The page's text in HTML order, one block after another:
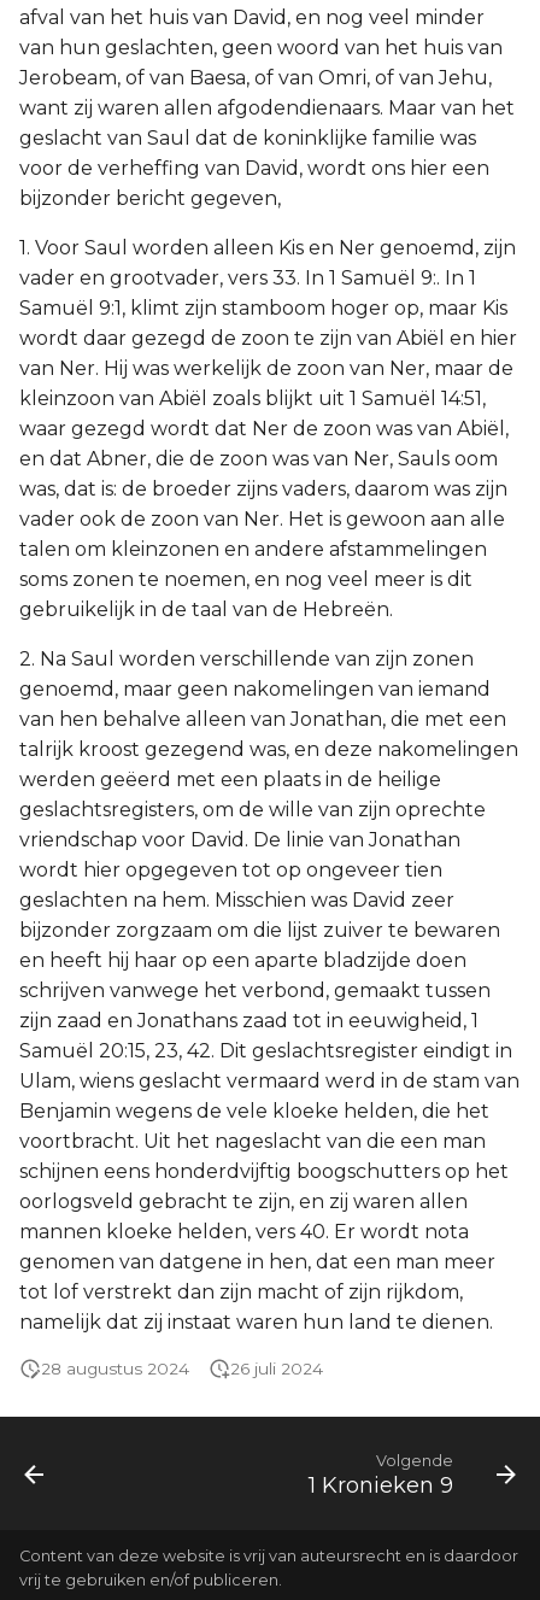
afval van het huis van David, en nog veel minder
van hun geslachten, geen woord van het huis van
Jerobeam, of van Baesa, of van Omri, of van Jehu,
want zij waren allen afgodendienaars. Maar van het
geslacht van Saul dat de koninklijke familie was
voor de verheffing van David, wordt ons hier een
bijzonder bericht gegeven,
1. Voor Saul worden alleen Kis en Ner genoemd, zijn
vader en grootvader, vers 33. In 1 Samuël 9:. In 1
Samuël 9:1, klimt zijn stamboom hoger op, maar Kis
wordt daar gezegd de zoon te zijn van Abiël en hier
van Ner. Hij was werkelijk de zoon van Ner, maar de
kleinzoon van Abiël zoals blijkt uit 1 Samuël 14:51,
waar gezegd wordt dat Ner de zoon was van Abiël,
en dat Abner, die de zoon was van Ner, Sauls oom
was, dat is: de broeder zijns vaders, daarom was zijn
vader ook de zoon van Ner. Het is gewoon aan alle
talen om kleinzonen en andere afstammelingen
soms zonen te noemen, en nog veel meer is dit
gebruikelijk in de taal van de Hebreën.
2. Na Saul worden verschillende van zijn zonen
genoemd, maar geen nakomelingen van iemand
van hen behalve alleen van Jonathan, die met een
talrijk kroost gezegend was, en deze nakomelingen
werden geëerd met een plaats in de heilige
geslachtsregisters, om de wille van zijn oprechte
vriendschap voor David. De linie van Jonathan
wordt hier opgegeven tot op ongeveer tien
geslachten na hem. Misschien was David zeer
bijzonder zorgzaam om die lijst zuiver te bewaren
en heeft hij haar op een aparte bladzijde doen
schrijven vanwege het verbond, gemaakt tussen
zijn zaad en Jonathans zaad tot in eeuwigheid, 1
Samuël 20:15, 23, 42. Dit geslachtsregister eindigt in
Ulam, wiens geslacht vermaard werd in de stam van
Benjamin wegens de vele kloeke helden, die het
voortbracht. Uit het nageslacht van die een man
schijnen eens honderdvijftig boogschutters op het
oorlogsveld gebracht te zijn, en zij waren allen
mannen kloeke helden, vers 40. Er wordt nota
genomen van datgene in hen, dat een man meer
tot lof verstrekt dan zijn macht of zijn rijkdom,
namelijk dat zij instaat waren hun land te dienen.
28 augustus 2024 26 juli 2024
Volgende
1 Kronieken 9
Content van deze website is vrij van auteursrecht en is daardoor
vrij te gebruiken en/of publiceren.